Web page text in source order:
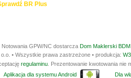
BR Plus
Notowania GPW/NC dostarcza Dom Maklerski
• Wszystkie prawa zastrzeżone • produkcja:
regulaminu . Prezentowanie kwotowania
Aplikacja dla systemu Android Dla